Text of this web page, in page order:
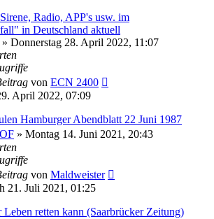
Radio, APP's usw. im
in Deutschland aktuell
» Donnerstag 28. April 2022, 11:07
von ECN 2400
April 2022, 07:09
Hamburger Abendblatt 22 Juni 1987
» Montag 14. Juni 2021, 20:43
von Maldweister
21. Juli 2021, 01:25
retten kann (Saarbrücker Zeitung)